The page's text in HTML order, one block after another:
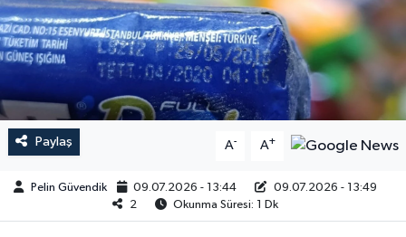
Paylaş A- A+
Pelin Güvendik 09.07.2026 - 13:44
09.07.2026 - 13:49
2
Okunma Süresi: 1 Dk